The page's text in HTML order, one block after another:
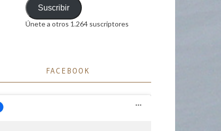
emailSuscribir
Únete a otros 1.264 suscriptores
FACEBOOK